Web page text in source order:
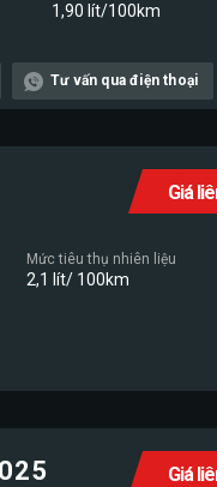
1,90 lít/100km
Tư vấn qua điện thoại
Giá
Mức tiêu thụ nhiên liệu
2,1 lít/ 100km
Giá